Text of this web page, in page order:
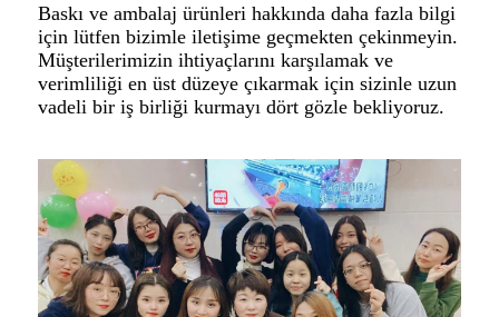
Baskı ve ambalaj ürünleri hakkında daha fazla bilgi
için lütfen bizimle iletişime geçmekten çekinmeyin.
Müşterilerimizin ihtiyaçlarını karşılamak ve
verimliliği en üst düzeye çıkarmak için sizinle uzun
vadeli bir iş birliği kurmayı dört gözle bekliyoruz.